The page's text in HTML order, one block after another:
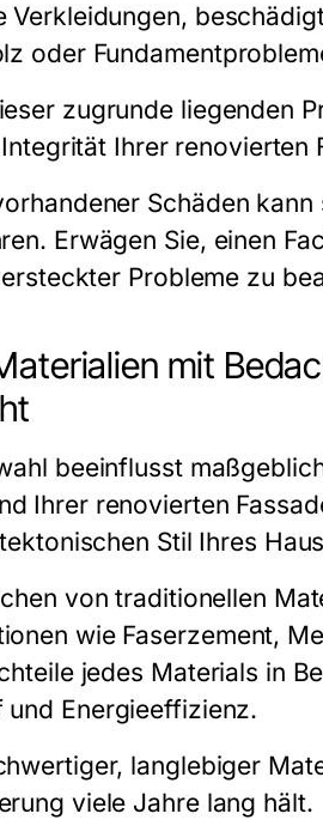
Verkleidungen,
oder
zugrunde liegenden
Ihrer renovierten
Schäden
Erwägen Sie, einen
Probleme zu
mit
beeinflusst
Ihrer renovierten
Stil Ihres
von traditionellen
wie Faserzement,
jedes Materials in
Energieeffizienz.
langlebiger
viele Jahre lang hält.